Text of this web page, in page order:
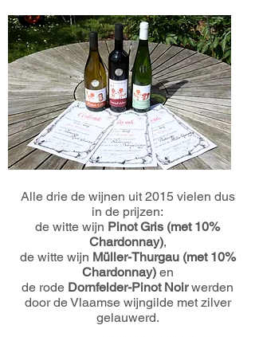
Alle drie de wijnen uit 2015 vielen dus
in de prijzen:
de witte wijn Pinot Gris (met 10%
Chardonnay),
de witte wijn Müller-Thurgau (met 10%
Chardonnay) en
de rode Dornfelder-Pinot Noirwerden
door de Vlaamse wijngilde met zilver
gelauwerd.